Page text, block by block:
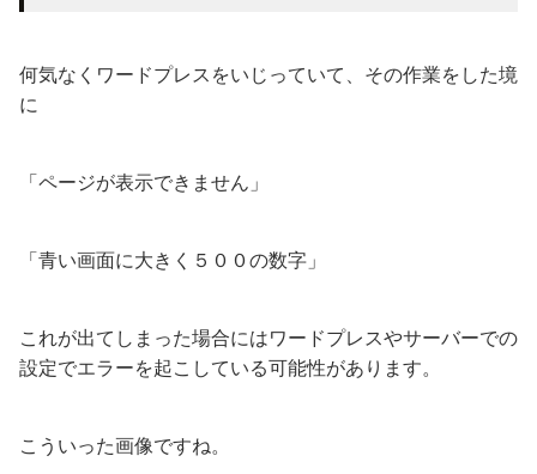
何気なくワードプレスをいじっていて、その作業をした境
に
「ページが表示できません」
「青い画面に大きく５００の数字」
これが出てしまった場合にはワードプレスやサーバーでの
設定でエラーを起こしている可能性があります。
こういった画像ですね。